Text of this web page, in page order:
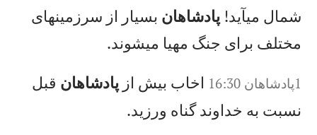
شمال میآيد!پادشاهان بسيار از سرزمینهای
مختلف برای جنگ مهيا میشوند.
1پادشاهان 16:30 اخاب بيش ازپادشاهان قبل
نسبت به خداوند گناه ورزيد.